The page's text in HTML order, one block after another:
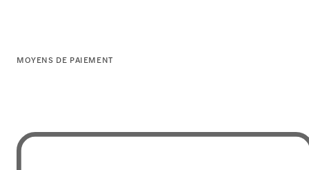
MOYENS DE PAIEMENT